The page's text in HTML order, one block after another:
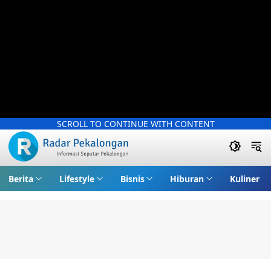
SCROLL TO CONTINUE WITH CONTENT
Berita Lifestyle Bisnis Hiburan Kuliner